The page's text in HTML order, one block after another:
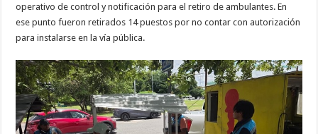
operativo de control y notificación para el retiro de ambulantes. En
ese punto fueron retirados 14 puestos por no contar con autorización
para instalarse en la vía pública.